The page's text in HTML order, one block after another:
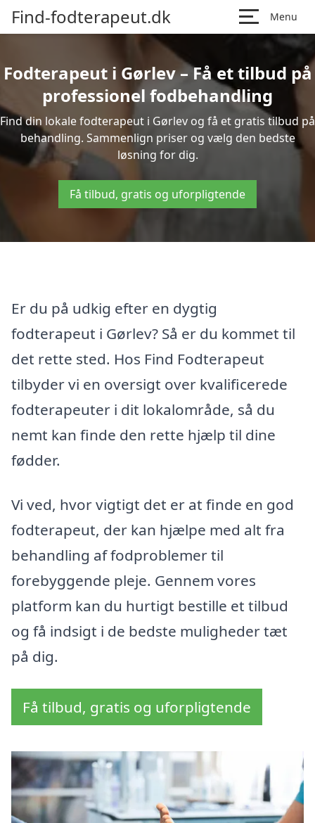
Find-fodterapeut.dk Menu
Fodterapeut i Gørlev – Få et tilbud på
professionel fodbehandling
Find din lokale fodterapeut i Gørlev og få et gratis tilbud på
behandling. Sammenlign priser og vælg den bedste
løsning for dig.
Få tilbud, gratis og uforpligtende
Er du på udkig efter en dygtig
fodterapeut i Gørlev? Så er du kommet til
det rette sted. Hos Find Fodterapeut
tilbyder vi en oversigt over kvalificerede
fodterapeuter i dit lokalområde, så du
nemt kan finde den rette hjælp til dine
fødder.
Vi ved, hvor vigtigt det er at finde en god
fodterapeut, der kan hjælpe med alt fra
behandling af fodproblemer til
forebyggende pleje. Gennem vores
platform kan du hurtigt bestille et tilbud
og få indsigt i de bedste muligheder tæt
på dig.
Få tilbud, gratis og uforpligtende